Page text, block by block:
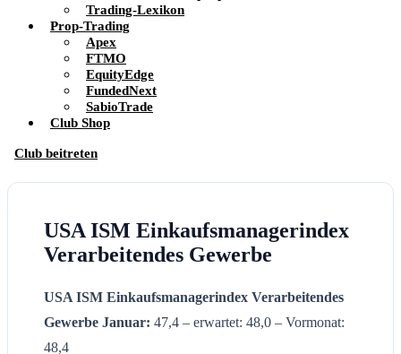
Trading-Lexikon
Prop-Trading
Apex
FTMO
EquityEdge
FundedNext
SabioTrade
Club Shop
Club beitreten
USA ISM Einkaufsmanagerindex
Verarbeitendes Gewerbe
USA ISM Einkaufsmanagerindex Verarbeitendes
Gewerbe Januar: 47,4 – erwartet: 48,0 – Vormonat:
48,4